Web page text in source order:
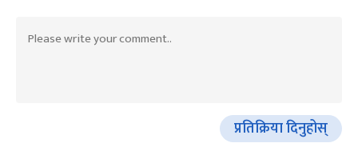
प्रतिक्रिया दिनुहोस्